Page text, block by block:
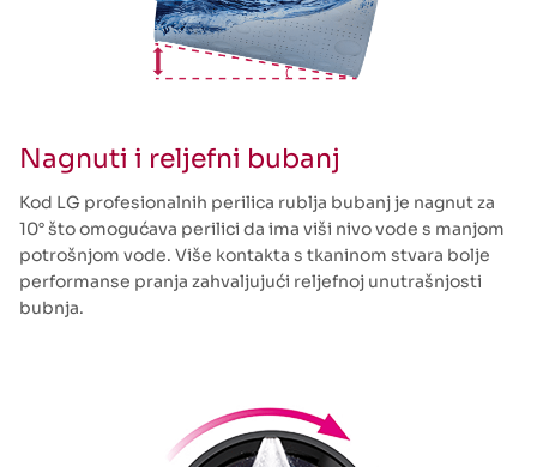
Nagnuti i reljefni bubanj
Kod LG profesionalnih perilica rublja bubanj je nagnut za
10° što omogućava perilici da ima viši nivo vode s manjom
potrošnjom vode. Više kontakta s tkaninom stvara bolje
performanse pranja zahvaljujući reljefnoj unutrašnjosti
bubnja.